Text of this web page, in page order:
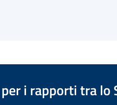
i rapporti tra